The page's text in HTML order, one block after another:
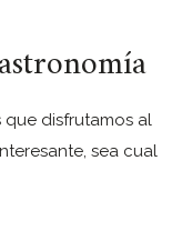
disfrutamos al
sea cual